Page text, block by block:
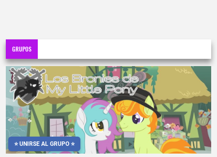
GRUPOS
⭐ UNIRSE AL GRUPO ⭐